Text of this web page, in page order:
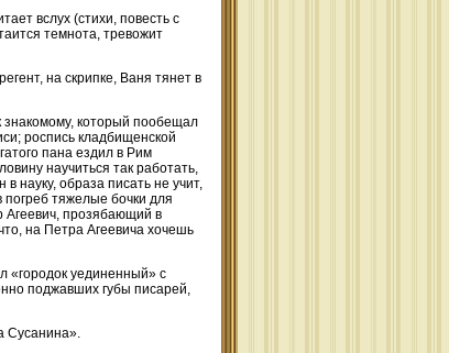
вслух (стихи, повесть с
темнота, тревожит
на скрипке, Ваня тянет в
знакомому, который пообещал
роспись кладбищенской
пана ездил в Рим
научиться так работать,
науку, образа писать не учит,
тяжелые бочки для
Агеевич, прозябающий в
на Петра Агеевича хочешь
«городок уединенный» с
поджавших губы писарей,
Сусанина».